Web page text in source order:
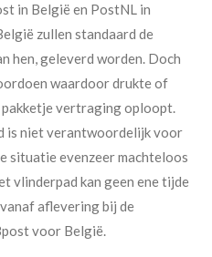
in België en PostNL in
zullen standaard de
hen, geleverd worden. Doch
waardoor drukte of
pakketje vertraging oploopt.
is niet verantwoordelijk voor
situatie evenzeer machteloos
vlinderpad kan geen ene tijde
aflevering bij de
voor België.